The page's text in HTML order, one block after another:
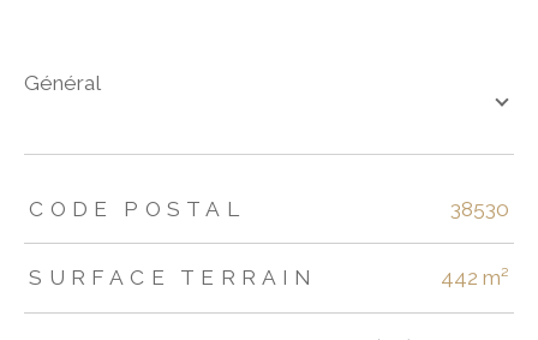
général
TRAD_ZEPHYR_Caracteristique TRAD_ZEPHYR_Valeurs
CODE POSTAL 38530
SURFACE TERRAIN 442 m²